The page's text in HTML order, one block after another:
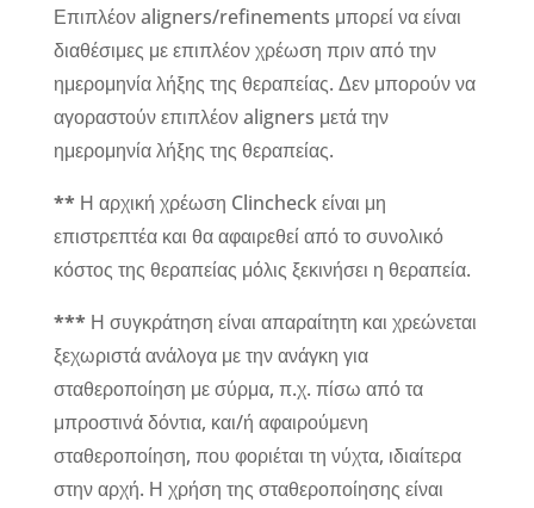
Επιπλέον aligners/refinements μπορεί να είναι
διαθέσιμες με επιπλέον χρέωση πριν από την
ημερομηνία λήξης της θεραπείας. Δεν μπορούν να
αγοραστούν επιπλέον aligners μετά την
ημερομηνία λήξης της θεραπείας.
** Η αρχική χρέωση Clincheck είναι μη
επιστρεπτέα και θα αφαιρεθεί από το συνολικό
κόστος της θεραπείας μόλις ξεκινήσει η θεραπεία.
*** Η συγκράτηση είναι απαραίτητη και χρεώνεται
ξεχωριστά ανάλογα με την ανάγκη για
σταθεροποίηση με σύρμα, π.χ. πίσω από τα
μπροστινά δόντια, και/ή αφαιρούμενη
σταθεροποίηση, που φοριέται τη νύχτα, ιδιαίτερα
στην αρχή. Η χρήση της σταθεροποίησης είναι